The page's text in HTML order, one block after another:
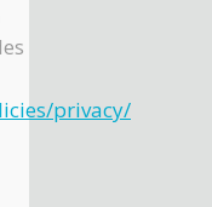
privacy/